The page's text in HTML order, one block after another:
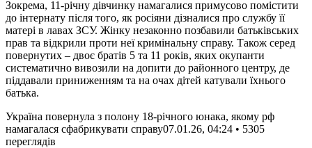
Зокрема, 11-річну дівчинку намагалися примусово помістити
до інтернату після того, як росіяни дізналися про службу її
матері в лавах ЗСУ. Жінку незаконно позбавили батьківських
прав та відкрили проти неї кримінальну справу. Також серед
повернутих – двоє братів 5 та 11 років, яких окупанти
систематично вивозили на допити до районного центру, де
піддавали приниженням та на очах дітей катували їхнього
батька.
Україна повернула з полону 18-річного юнака, якому рф
намагалася сфабрикувати справу07.01.26, 04:24 • 5305
переглядiв